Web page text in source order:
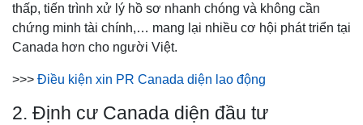
thấp, tiến trình xử lý hồ sơ nhanh chóng và không cần
chứng minh tài chính,… mang lại nhiều cơ hội phát triển tại
Canada hơn cho người Việt.
>>> Điều kiện xin PR Canada diện lao động
2. Định cư Canada diện đầu tư